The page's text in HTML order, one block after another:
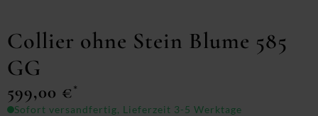
Collier ohne Stein Blume 585
GG
599,00 €*
Sofort versandfertig, Lieferzeit 3-5 Werktage